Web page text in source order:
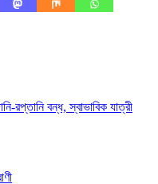
রপ্তানি বন্ধ, স্বাভাবিক যাত্রী